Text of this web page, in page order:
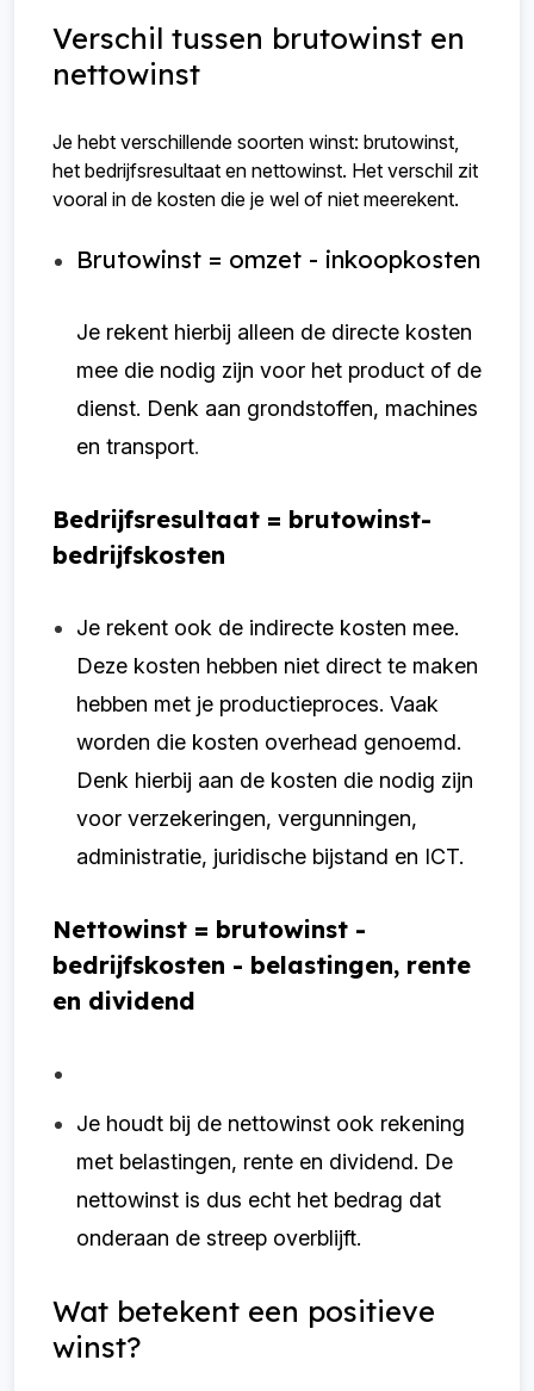
Verschil tussen brutowinst en
nettowinst
Je hebt verschillende soorten winst: brutowinst,
het bedrijfsresultaat en nettowinst. Het verschil zit
vooral in de kosten die je wel of niet meerekent.
Brutowinst = omzet - inkoopkosten
Je rekent hierbij alleen de directe kosten
mee die nodig zijn voor het product of de
dienst. Denk aan grondstoffen, machines
en transport.
Bedrijfsresultaat = brutowinst-
bedrijfskosten
Je rekent ook de indirecte kosten mee.
Deze kosten hebben niet direct te maken
hebben met je productieproces. Vaak
worden die kosten overhead genoemd.
Denk hierbij aan de kosten die nodig zijn
voor verzekeringen, vergunningen,
administratie, juridische bijstand en ICT.
Nettowinst = brutowinst -
bedrijfskosten - belastingen, rente
en dividend
Je houdt bij de nettowinst ook rekening
met belastingen, rente en dividend. De
nettowinst is dus echt het bedrag dat
onderaan de streep overblijft.
Wat betekent een positieve
winst?